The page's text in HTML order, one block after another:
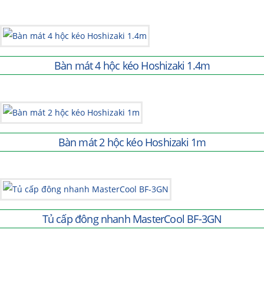
Bàn mát 4 hộc kéo Hoshizaki 1.4m
Bàn mát 2 hộc kéo Hoshizaki 1m
Tủ cấp đông nhanh MasterCool BF-3GN